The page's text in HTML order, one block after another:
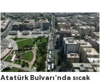
Atatürk Bulvarı'nda sıcak